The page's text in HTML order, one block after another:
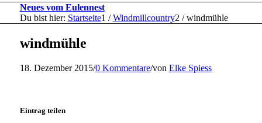
Neues vom Eulennest
Du bist hier: Startseite1 / Windmillcountry2 / windmühle
windmühle
18. Dezember 2015/0 Kommentare/von Elke Spiess
Eintrag teilen